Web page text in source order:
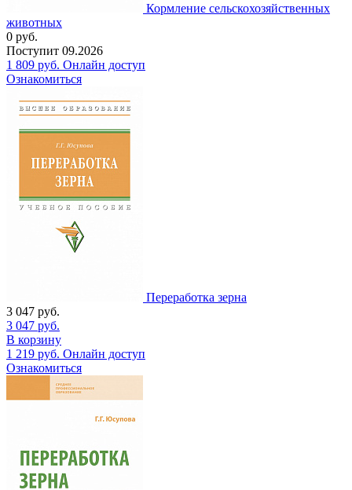
Кормление сельскохозяйственных
животных
0 руб.
Поступит 09.2026
1 809 руб. Онлайн доступ
Ознакомиться
Переработка зерна
3 047 руб.
3 047 руб.
В корзину
1 219 руб. Онлайн доступ
Ознакомиться